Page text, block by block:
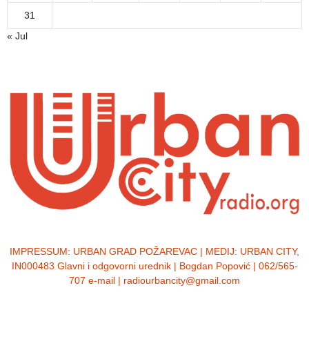
31
« Jul
IMPRESSUM: URBAN GRAD POŽAREVAC | MEDIJ: URBAN CITY,
IN000483 Glavni i odgovorni urednik | Bogdan Popović | 062/565-
707 e-mail | radiourbancity@gmail.com